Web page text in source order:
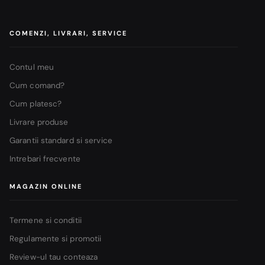
COMENZI, LIVRARI, SERVICE
Contul meu
Cum comand?
Cum platesc?
Livrare produse
Garantii standard si service
Intrebari frecvente
MAGAZIN ONLINE
Termene si conditii
Regulamente si promotii
Review-ul tau conteaza